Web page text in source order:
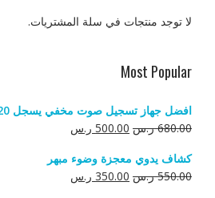
لا توجد منتجات في سلة المشتريات.
Most Popular
افضل جهاز تسجيل صوت مخفي يسجل 20 يوم متواصلة.
680.00 ر.س السعر
هو:
680.00 ر.س.
500.00 ر.سالسعر
هو:
500.00 ر.س.
كشاف يدوي معجزة وضوء مبهر
550.00 ر.س السعر
350.00 ر.سالسعر